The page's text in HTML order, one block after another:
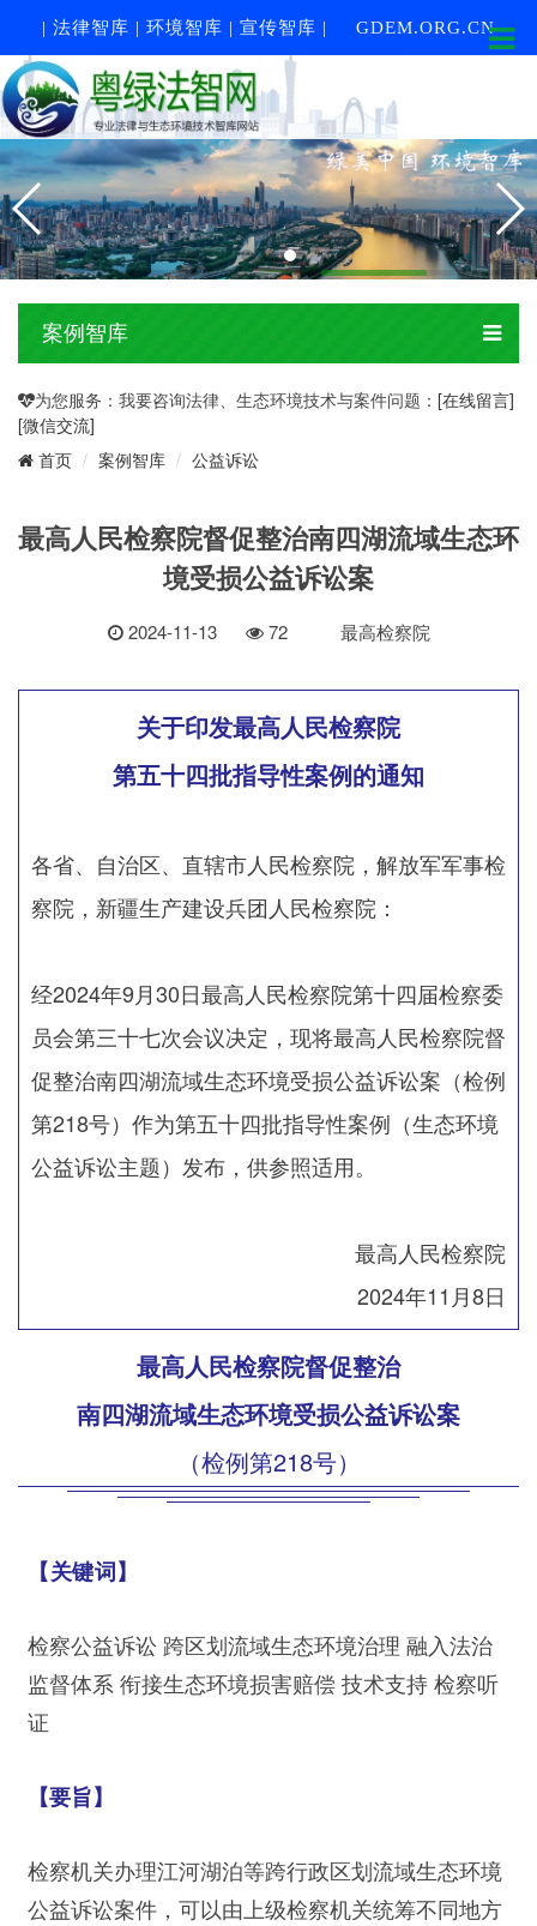
| 法律智库 | 环境智库 | 宣传智库 | GDEM.ORG.CN
案例智库
为您服务：我要咨询法律、生态环境技术与案件问题： [在线留言]
[微信交流]
首页 案例智库 公益诉讼
最高人民检察院督促整治南四湖流域生态环
境受损公益诉讼案
2024-11-13 72 最高检察院
关于印发最高人民检察院
第五十四批指导性案例的通知
各省、自治区、直辖市人民检察院，解放军军事检
察院，新疆生产建设兵团人民检察院：
经2024年9月30日最高人民检察院第十四届检察委
员会第三十七次会议决定，现将最高人民检察院督
促整治南四湖流域生态环境受损公益诉讼案（检例
第218号）作为第五十四批指导性案例（生态环境
公益诉讼主题）发布，供参照适用。
最高人民检察院
2024年11月8日
最高人民检察院督促整治
南四湖流域生态环境受损公益诉讼案
（检例第218号）
【关键词】
检察公益诉讼 跨区划流域生态环境治理 融入法治
监督体系 衔接生态环境损害赔偿 技术支持 检察听
证
【要旨】
检察机关办理江河湖泊等跨行政区划流域生态环境
公益诉讼案件，可以由上级检察机关统筹不同地方